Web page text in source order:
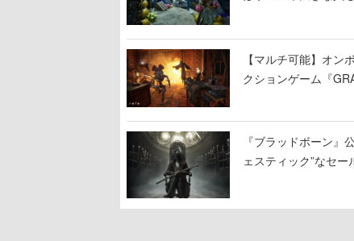
【マルチ可能】オン
クションゲーム『
『ブラッドボーン』
ェスティック”なセ